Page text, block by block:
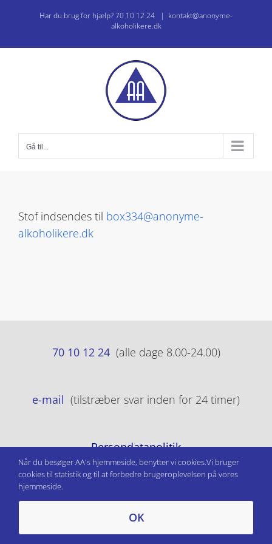
Har du brug for hjælp? 70 10 12 24 | kontakt@anonyme-
alkoholikere.dk
Gå til...
Stof indsendes til box334@anonyme-
alkoholikere.dk
70 10 12 24 (alle dage 8.00-24.00)
e-mail (tilstræber svar inden for 24 timer)
Persondatapolitik
Når du besøger AA's hjemmeside, benytter vi cookies.Vi bruger
cookies til statistik og til at forbedre brugeroplevelsen på vores
hjemmeside.
OK